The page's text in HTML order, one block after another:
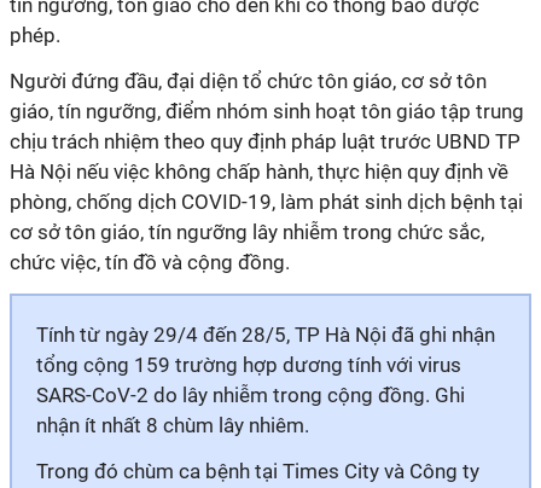
tín ngưỡng, tôn giáo cho đến khi có thông báo được
phép.
Người đứng đầu, đại diện tổ chức tôn giáo, cơ sở tôn
giáo, tín ngưỡng, điểm nhóm sinh hoạt tôn giáo tập trung
chịu trách nhiệm theo quy định pháp luật trước UBND TP
Hà Nội nếu việc không chấp hành, thực hiện quy định về
phòng, chống dịch COVID-19, làm phát sinh dịch bệnh tại
cơ sở tôn giáo, tín ngưỡng lây nhiễm trong chức sắc,
chức việc, tín đồ và cộng đồng.
Tính từ ngày 29/4 đến 28/5, TP Hà Nội đã ghi nhận
tổng cộng 159 trường hợp dương tính với virus
SARS-CoV-2 do lây nhiễm trong cộng đồng. Ghi
nhận ít nhất 8 chùm lây nhiêm.
Trong đó chùm ca bệnh tại Times City và Công ty